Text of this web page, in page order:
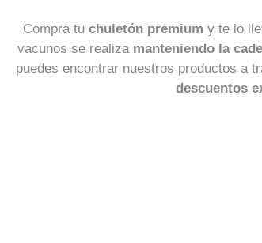
Compra tu chuletón premium y te lo
vacunos se realiza manteniendo la
puedes encontrar nuestros productos a
descuentos